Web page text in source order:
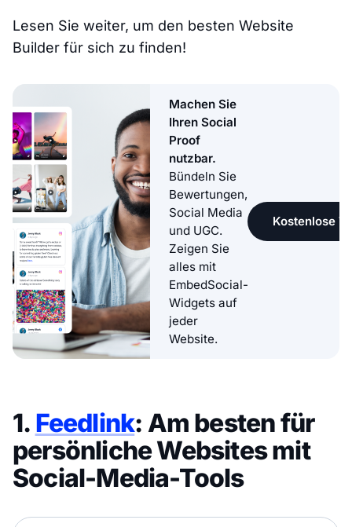
Lesen Sie weiter, um den besten Website
Builder für sich zu finden!
Machen Sie
Ihren Social
Proof
nutzbar.
Bündeln Sie
Bewertungen,
Social Media
und UGC.
Zeigen Sie
alles mit
EmbedSocial-
Widgets auf
jeder
Website.
Kostenlose
1. Feedlink: Am besten für
persönliche Websites mit
Social-Media-Tools